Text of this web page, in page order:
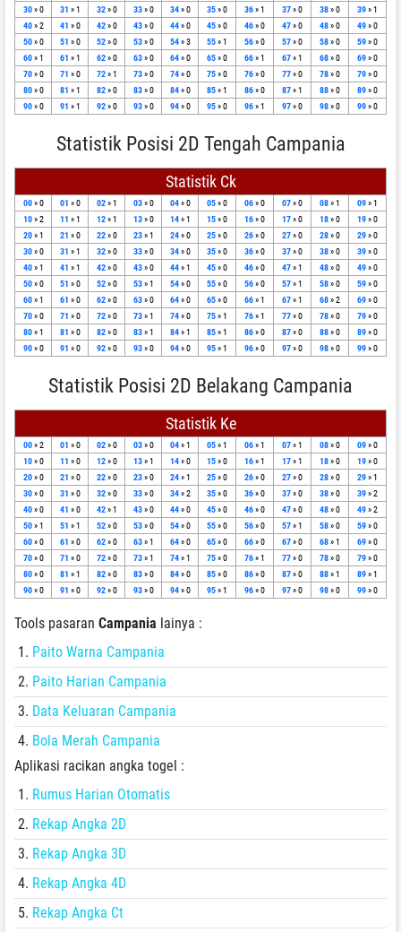
30» 0 31 » 1 32» 0 33» 0 34» 0 35» 0 36» 1 37» 0 38» 0 39» 1
40» 2 41 » 0 42» 0 43» 0 44» 0 45» 0 46» 0 47» 0 48» 0 49» 0
50» 0 51 » 0 52» 0 53» 0 54» 3 55» 1 56» 0 57» 0 58» 0 59» 0
60» 1 61 » 1 62» 0 63» 0 64» 0 65» 0 66» 1 67» 1 68» 0 69» 0
70» 0 71 » 0 72» 1 73» 0 74» 0 75» 0 76» 0 77» 0 78» 0 79» 0
80» 0 81 » 1 82» 0 83» 0 84» 0 85» 1 86» 0 87» 1 88» 0 89» 0
90» 0 91 » 1 92» 0 93» 0 94» 0 95» 0 96» 1 97» 0 98» 0 99» 0
Statistik Posisi 2D Tengah Campania
Statistik Ck
00» 0 01 » 0 02» 1 03» 0 04» 0 05» 0 06» 0 07» 0 08» 1 09» 1
10» 2 11 » 1 12» 1 13» 0 14» 1 15» 0 16» 0 17» 0 18» 0 19» 0
20» 1 21 » 0 22» 0 23» 1 24» 0 25» 0 26» 0 27» 0 28» 0 29» 0
30» 0 31 » 1 32» 0 33» 0 34» 0 35» 0 36» 0 37» 0 38» 0 39» 0
40» 1 41 » 1 42» 0 43» 0 44» 1 45» 0 46» 0 47» 1 48» 0 49» 0
50» 0 51 » 0 52» 0 53» 1 54» 0 55» 0 56» 0 57» 1 58» 0 59» 0
60» 1 61 » 0 62» 0 63» 0 64» 0 65» 0 66» 1 67» 1 68» 2 69» 0
70» 0 71 » 0 72» 0 73» 1 74» 0 75» 1 76» 1 77» 0 78» 0 79» 0
80» 1 81 » 0 82» 0 83» 1 84» 1 85» 1 86» 0 87» 0 88» 0 89» 0
90» 0 91 » 0 92» 0 93» 0 94» 0 95» 1 96» 0 97» 0 98» 0 99» 0
Statistik Posisi 2D Belakang Campania
Statistik Ke
00» 2 01 » 0 02» 0 03» 0 04» 1 05» 1 06» 1 07» 1 08» 0 09» 0
10» 0 11 » 0 12» 0 13» 1 14» 0 15» 0 16» 1 17» 1 18» 0 19» 0
20» 0 21 » 0 22» 0 23» 0 24» 1 25» 0 26» 0 27» 0 28» 0 29» 1
30» 0 31 » 0 32» 0 33» 0 34» 2 35» 0 36» 0 37» 0 38» 0 39» 2
40» 0 41 » 0 42» 1 43» 0 44» 0 45» 0 46» 0 47» 0 48» 0 49» 2
50» 1 51 » 1 52» 0 53» 0 54» 0 55» 0 56» 0 57» 1 58» 0 59» 0
60» 0 61 » 0 62» 0 63» 1 64» 0 65» 0 66» 0 67» 0 68» 1 69» 0
70» 0 71 » 0 72» 0 73» 1 74» 1 75» 0 76» 1 77» 0 78» 0 79» 0
80» 0 81 » 1 82» 0 83» 0 84» 0 85» 0 86» 0 87» 0 88» 1 89» 1
90» 0 91 » 0 92» 0 93» 0 94» 0 95» 1 96» 0 97» 0 98» 0 99» 0
Tools pasaran Campania lainya :
Paito Warna Campania
Paito Harian Campania
Data Keluaran Campania
Bola Merah Campania
Aplikasi racikan angka togel :
Rumus Harian Otomatis
Rekap Angka 2D
Rekap Angka 3D
Rekap Angka 4D
Rekap Angka Ct